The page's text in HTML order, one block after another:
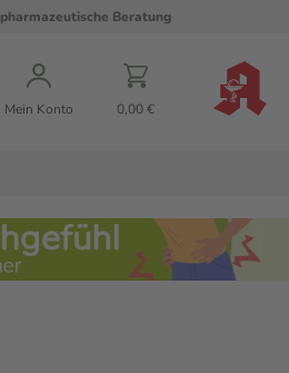
pharmazeutische Beratung
Mein Konto 0,00 €